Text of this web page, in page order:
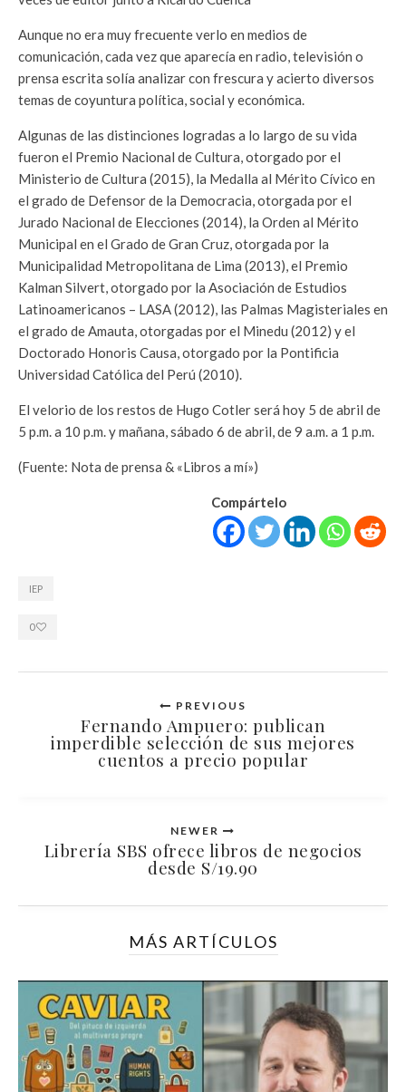
Aunque no era muy frecuente verlo en medios de
comunicación, cada vez que aparecía en radio, televisión o
prensa escrita solía analizar con frescura y acierto diversos
temas de coyuntura política, social y económica.
Algunas de las distinciones logradas a lo largo de su vida
fueron el Premio Nacional de Cultura, otorgado por el
Ministerio de Cultura (2015), la Medalla al Mérito Cívico en
el grado de Defensor de la Democracia, otorgada por el
Jurado Nacional de Elecciones (2014), la Orden al Mérito
Municipal en el Grado de Gran Cruz, otorgada por la
Municipalidad Metropolitana de Lima (2013), el Premio
Kalman Silvert, otorgado por la Asociación de Estudios
Latinoamericanos – LASA (2012), las Palmas Magisteriales en
el grado de Amauta, otorgadas por el Minedu (2012) y el
Doctorado Honoris Causa, otorgado por la Pontificia
Universidad Católica del Perú (2010).
El velorio de los restos de Hugo Cotler será hoy 5 de abril de
5 p.m. a 10 p.m. y mañana, sábado 6 de abril, de 9 a.m. a 1 p.m.
(Fuente: Nota de prensa & «Libros a mí»)
Compártelo
IEP
0
PREVIOUS
Fernando Ampuero: publican
imperdible selección de sus mejores
cuentos a precio popular
NEWER
Librería SBS ofrece libros de negocios
desde S/19.90
MÁS ARTÍCULOS